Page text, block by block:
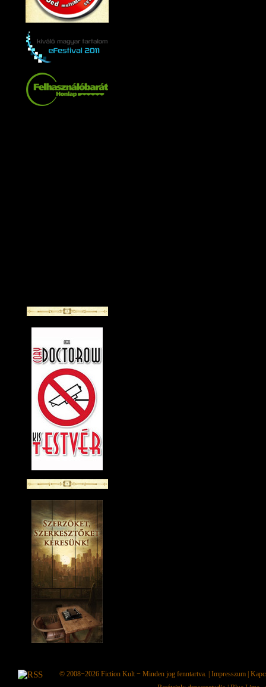
© 2008−2026 Fiction Kult − Minden jog fenntartva. | Impresszum